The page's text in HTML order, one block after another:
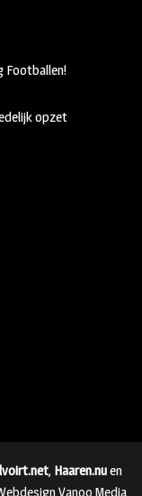
Footballen!
opzet
, Haaren.nuen
Vanoo Media